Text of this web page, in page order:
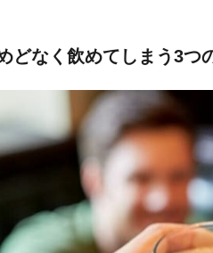
どなく飲めてしまう3つ